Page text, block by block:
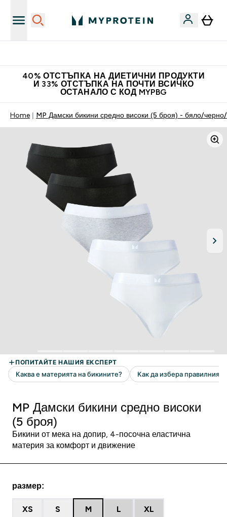
40% ОТСТЪПКА НА ДИЕТИЧНИ ПРОДУКТИ
И 33% ОТСТЪПКА НА ПОЧТИ ВСИЧКО
ОСТАНАЛО С КОД MYPBG
Home MP Дамски бикини средно високи (5 броя) - бяло/
MP Дамски бикини средно високи
(5 броя)
Бикини от мека на допир, 4-посочна еластична
материя за комфорт и движение
размер:
XS S M L XL